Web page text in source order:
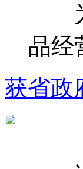
为
品经
获省政